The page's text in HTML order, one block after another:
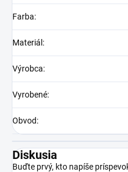
Farba:
Materiál :
Výrobca:
Vyrobené:
Obvod:
Diskusia
Buďte prvý, kto napíše